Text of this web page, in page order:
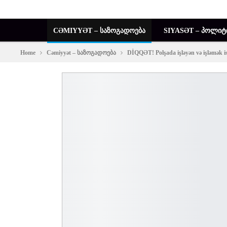
CƏMIYYƏT – ᲡᲐᲖᲝᲒᲐᲓᲝᲔᲑᲐ SIYASƏT –
Home Cəmiyyət – საზოგადოება DİQQƏT! Polşada işləyən və işləmək